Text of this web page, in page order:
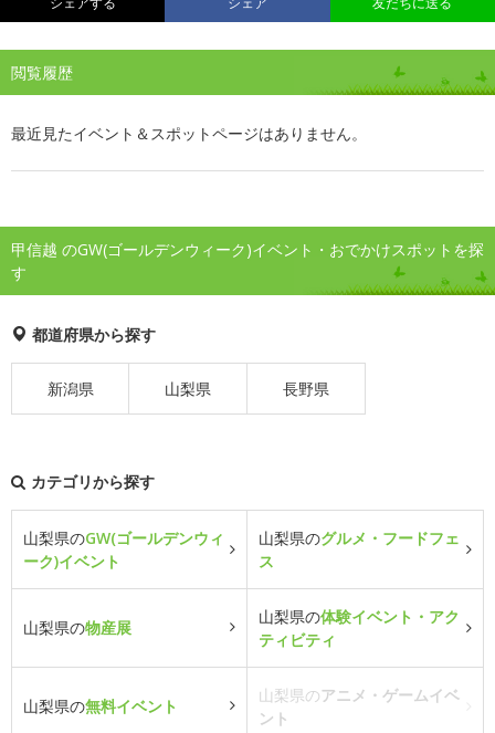
閲覧履歴
最近見たイベント＆スポットページはありません。
甲信越 のGW(ゴールデンウィーク)イベント・おでかけスポットを探
す
都道府県から探す
新潟県 山梨県 長野県
カテゴリから探す
山梨県のGW(ゴールデンウィ
ーク)イベント
山梨県のグルメ・フードフェ
ス
山梨県の物産展
山梨県の体験イベント・アク
ティビティ
山梨県の無料イベント
山梨県のアニメ・ゲームイベ
ント